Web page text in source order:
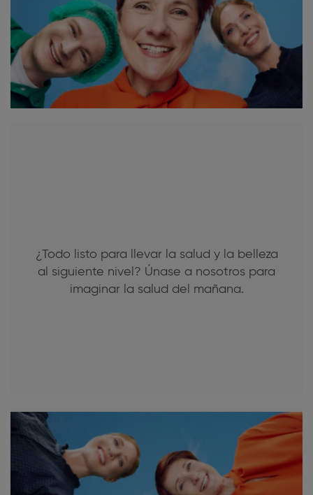
¿Todo listo para llevar la salud y la belleza
al siguiente nivel? Únase a nosotros para
imaginar la salud del mañana.